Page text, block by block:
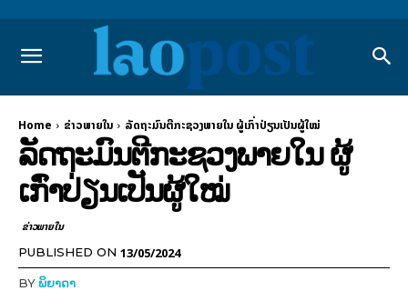
Home ຂ່າວພາຍ​ໃນ ລັດຖະມົນຕີກະຊວງພາຍໃນ ຜູ້ເກົ່າປ່ຽນເປັນຜູ້ໃໝ່
ລັດຖະມົນຕີກະຊວງພາຍໃນ ຜູ້
ເກົ່າປ່ຽນເປັນຜູ້ໃໝ່
ຂ່າວພາຍ​ໃນ
PUBLISHED ON 13/05/2024
BYພິຍາດາ